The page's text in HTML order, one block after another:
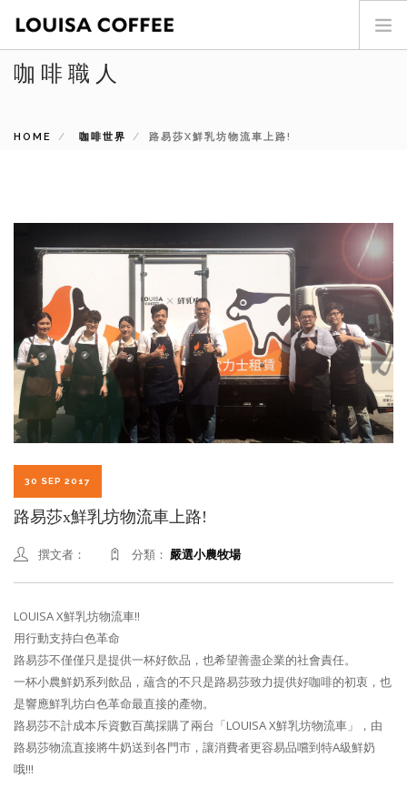
首頁
最新消息
咖啡世界
關於我們
加盟專區
聯絡我們
SEARCH SITE
ENG
咖啡職人
HOME 咖啡世界 路易莎X鮮乳坊物流車上路!
30 SEP 2017
路易莎x鮮乳坊物流車上路!
撰文者： 分類： 嚴選小農牧場
LOUISA X鮮乳坊物流車!!
用行動支持白色革命
路易莎不僅僅只是提供一杯好飲品，也希望善盡企業的社會責任。
一杯小農鮮奶系列飲品，蘊含的不只是路易莎致力提供好咖啡的初衷，也
是響應鮮乳坊白色革命最直接的產物。
路易莎不計成本斥資數百萬採購了兩台「LOUISA X鮮乳坊物流車」，由
路易莎物流直接將牛奶送到各門市，讓消費者更容易品嚐到特A級鮮奶
哦!!!